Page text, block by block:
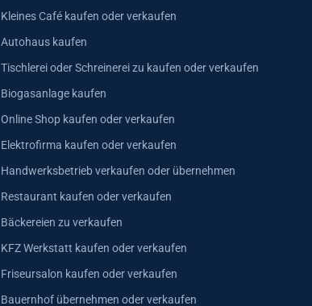
Kleines Café kaufen oder verkaufen
Autohaus kaufen
Tischlerei oder Schreinerei zu kaufen oder verkaufen
Biogasanlage kaufen
Online Shop kaufen oder verkaufen
Elektrofirma kaufen oder verkaufen
Handwerksbetrieb verkaufen oder übernehmen
Restaurant kaufen oder verkaufen
Bäckereien zu verkaufen
KFZ Werkstatt kaufen oder verkaufen
Friseursalon kaufen oder verkaufen
Bauernhof übernehmen oder verkaufen